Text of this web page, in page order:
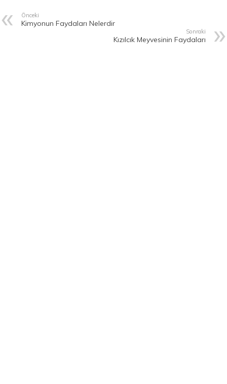
Önceki
Kimyonun Faydaları Nelerdir
Sonraki
Kızılcık Meyvesinin Faydaları